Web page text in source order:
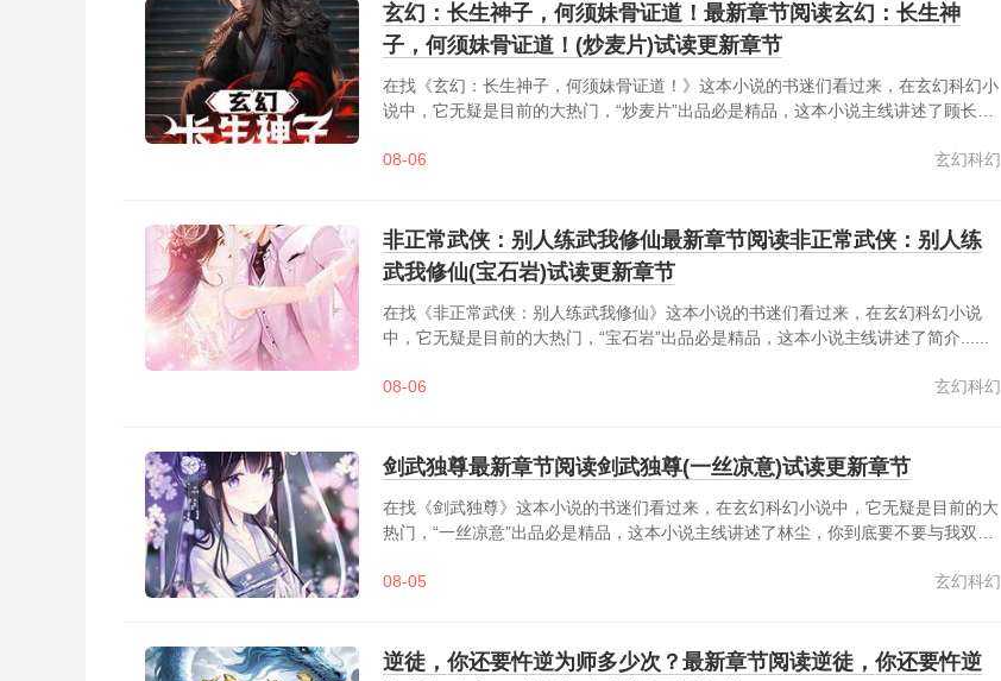
玄幻：长生神子，何须妹骨证道！最新章节阅读玄幻：长生神
子，何须妹骨证道！(炒麦片)试读更新章节
在找《玄幻：长生神子，何须妹骨证道！》这本小说的书迷们看过来，在玄幻科幻小
说中，它无疑是目前的大热门，“炒麦片”出品必是精品，这本小说主线讲述了顾长生
妹骨证道！从此，顾长生成为三千道域唯一的长生者！......
玄幻科幻
08-06
非正常武侠：别人练武我修仙最新章节阅读非正常武侠：别人练
武我修仙(宝石岩)试读更新章节
在找《非正常武侠：别人练武我修仙》这本小说的书迷们看过来，在玄幻科幻小说
中，它无疑是目前的大热门，“宝石岩”出品必是精品，这本小说主线讲述了简介......
玄幻科幻
08-06
剑武独尊最新章节阅读剑武独尊(一丝凉意)试读更新章节
在找《剑武独尊》这本小说的书迷们看过来，在玄幻科幻小说中，它无疑是目前的大
热门，“一丝凉意”出品必是精品，这本小说主线讲述了林尘，你到底要不要与我双
到女帝凶猛，予取予求，林尘被迫沦为炉鼎！绝望之际，林尘觉醒至尊神龙武魂，收
玄幻科幻
08-05
逆徒，你还要忤逆为师多少次？最新章节阅读逆徒，你还要忤逆